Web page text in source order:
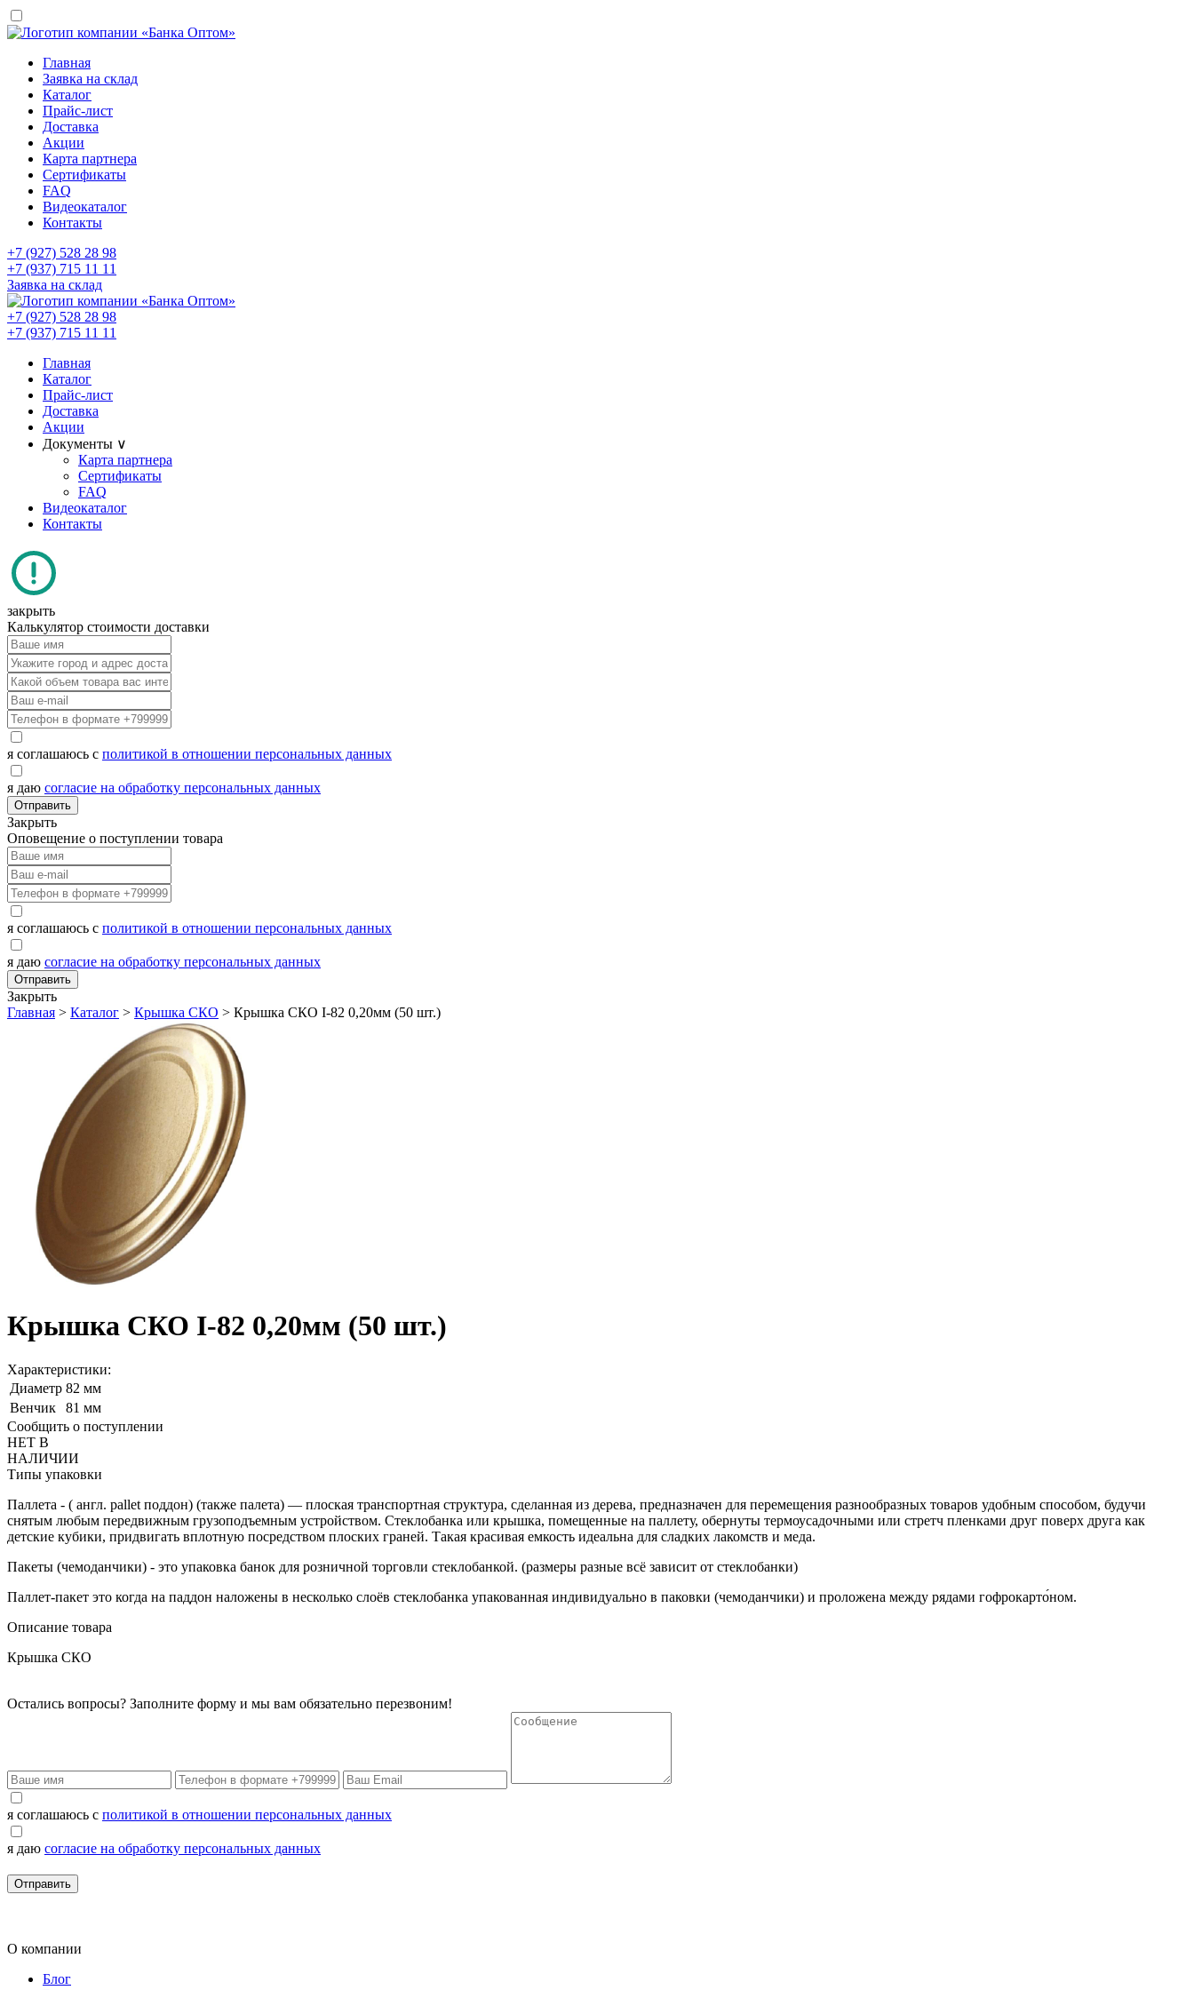
Главная
Заявка на склад
Каталог
Прайс-лист
Доставка
Акции
Карта партнера
Сертификаты
FAQ
Видеокаталог
Контакты
+7 (927) 528 28 98
+7 (937) 715 11 11
Заявка на склад
+7 (927) 528 28 98
+7 (937) 715 11 11
Главная
Каталог
Прайс-лист
Доставка
Акции
Документы ∨
Карта партнера
Сертификаты
FAQ
Видеокаталог
Контакты
закрыть
Калькулятор стоимости доставки
я соглашаюсь с политикой в отношении персональных данных
я даю согласие на обработку персональных данных
Отправить
Закрыть
Оповещение о поступлении товара
я соглашаюсь с политикой в отношении персональных данных
я даю согласие на обработку персональных данных
Отправить
Закрыть
Главная > Каталог > Крышка СКО > Крышка СКО I-82 0,20мм (50 шт.)
Крышка СКО I-82 0,20мм (50 шт.)
Характеристики:
Диаметр 82 мм
Венчик
81 мм
Сообщить о поступлении
НЕТ В
НАЛИЧИИ
Типы упаковки
Паллета - ( англ. pallet поддон) (также палета) — плоская транспортная структура, сделанная из дерева, предназначен для перемещения разнообразных товаров удобным способом, будучи
снятым любым передвижным грузоподъемным устройством. Стеклобанка или крышка, помещенные на паллету, обернуты термоусадочными или стретч пленками друг поверх друга как
детские кубики, придвигать вплотную посредством плоских граней. Такая красивая емкость идеальна для сладких лакомств и меда.
Пакеты (чемоданчики) - это упаковка банок для розничной торговли стеклобанкой. (размеры разные всё зависит от стеклобанки)
Паллет-пакет это когда на паддон наложены в несколько слоёв стеклобанка упакованная индивидуально в паковки (чемоданчики) и проложена между рядами гофрокарто́ном.
Описание товара
Крышка СКО
Остались вопросы? Заполните форму и мы вам обязательно перезвоним!
я соглашаюсь с политикой в отношении персональных данных
я даю согласие на обработку персональных данных
Отправить
О компании
Блог